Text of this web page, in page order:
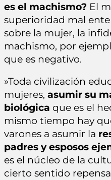
es el machismo? El
superioridad mal
sobre la mujer, la
machismo, por
que es negativo.
»Toda civilización
mujeres, asumir su
biológica que es el
mismo tiempo hay
varones a asumir la
padres y esposos
es el núcleo de la
cierto sentido